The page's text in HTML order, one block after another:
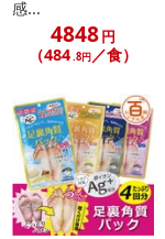
（※必ずご確認くだ
での情報となります。
感...
4848円
（484.8円／食）